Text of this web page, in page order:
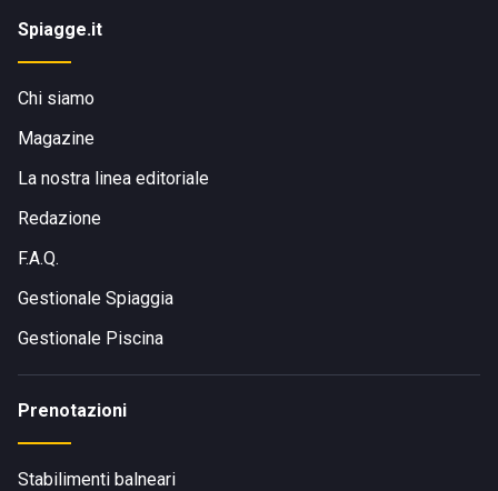
possibile raggiungerlo in macchina, in bici o utilizzando la
linea circolare locale. Se si parte da La Spezia, si può
optare per arrivarci in macchina, treno, bus o taxi.
Spiagge.it
Chi siamo
Magazine
La nostra linea editoriale
Redazione
F.A.Q.
Gestionale Spiaggia
Gestionale Piscina
Prenotazioni
Stabilimenti balneari